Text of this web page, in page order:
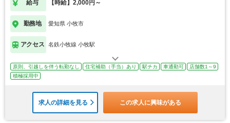
給与 【時給】2,000円～
勤務地 愛知県 小牧市
アクセス 名鉄小牧線 小牧駅
原則、引越しを伴う転勤なし 住宅補助（手当）あり 駅チカ 車通勤可
店舗数1～9
積極採用中
求人の詳細を見る この求人に興味がある